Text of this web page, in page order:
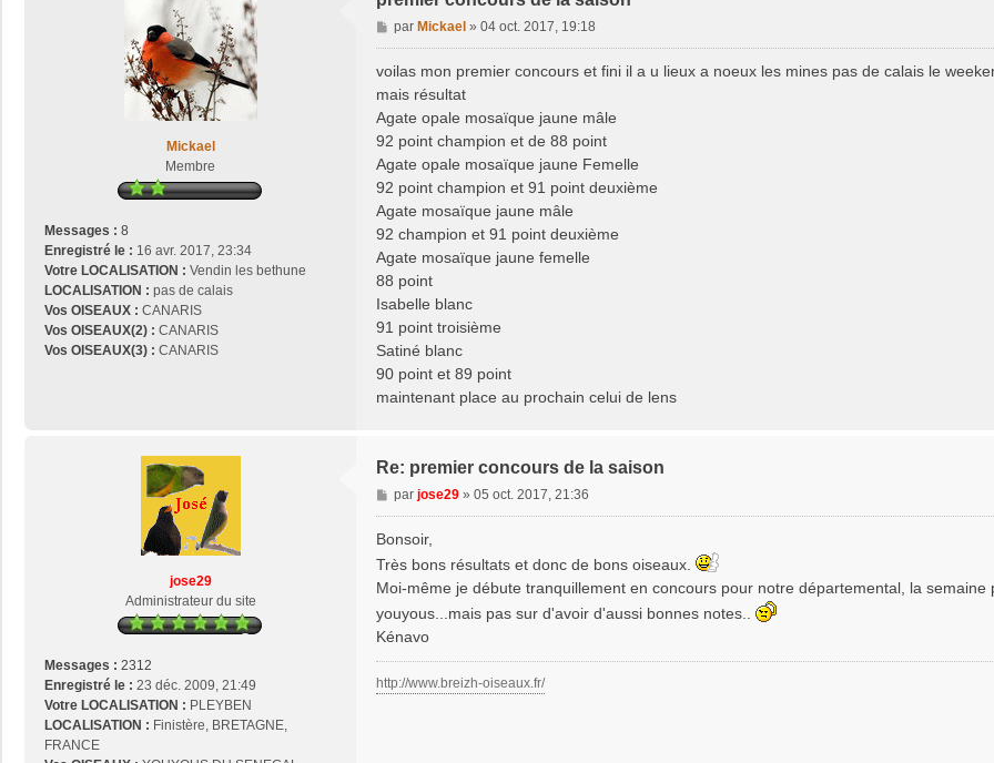
Mickael
Membre
Messages : 8
Enregistré le : 16 avr. 2017, 23:34
Votre LOCALISATION : Vendin les bethune
LOCALISATION : pas de calais
Vos OISEAUX : CANARIS
Vos OISEAUX(2) : CANARIS
Vos OISEAUX(3) : CANARIS
M
e
s
a
g
e
par Mickael» 04 oct. 2017, 19:18
voilas mon premier concours et fini il a u lieux a noeux les mines pas de calais le
mais résultat
Agate opale mosaïque jaune mâle
92 point champion et de 88 point
Agate opale mosaïque jaune Femelle
92 point champion et 91 point deuxième
Agate mosaïque jaune mâle
92 champion et 91 point deuxième
Agate mosaïque jaune femelle
88 point
Isabelle blanc
91 point troisième
Satiné blanc
90 point et 89 point
maintenant place au prochain celui de lens
jose29
Administrateur du site
Messages : 2312
Enregistré le : 23 déc. 2009, 21:49
Votre LOCALISATION : PLEYBEN
LOCALISATION : Finistère, BRETAGNE,
FRANCE
Re: premier concours de la saison
M
e
a
g
e
par jose29» 05 oct. 2017, 21:36
Bonsoir,
Très bons résultats et donc de bons oiseaux.
Moi-même je débute tranquillement en concours pour notre départemental, la
youyous...mais pas sur d'avoir d'aussi bonnes notes..
Kénavo
http://www.breizh-oiseaux.fr/